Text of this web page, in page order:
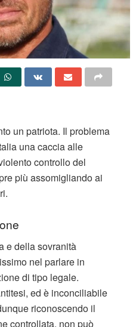
un patriota. Il problema
una caccia alle
controllo del
più assomigliando ai
e della sovranità
nel parlare in
di tipo legale.
ed è inconciliabile
riconoscendo il
controllata, non può